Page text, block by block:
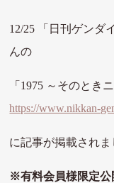
12/25 「日刊ゲンダ
んの
「1975 ～そのとき
https://www.nikkan-
に記事が掲載されま
※有料会員様限定公